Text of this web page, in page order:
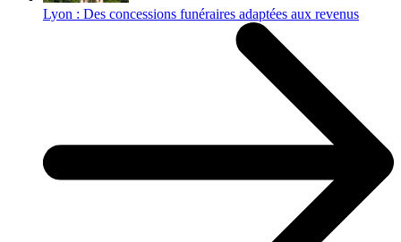
Lyon : Des concessions funéraires adaptées aux revenus